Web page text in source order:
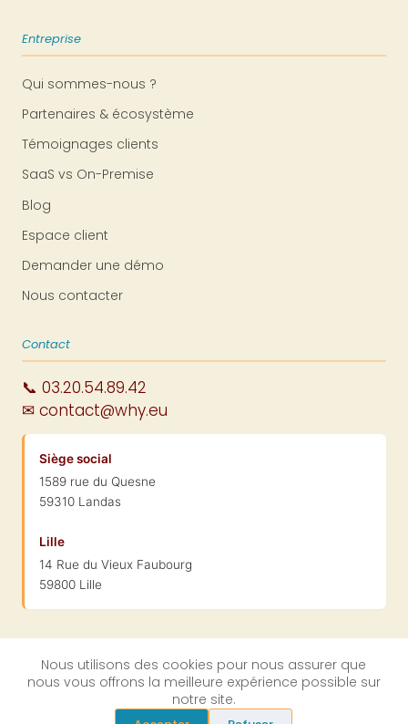
Nous utilisons des cookies pour nous assurer que
nous vous offrons la meilleure expérience possible sur
notre site.
Entreprise
Qui sommes-nous ?
Partenaires & écosystème
Témoignages clients
SaaS vs On-Premise
Blog
Espace client
Demander une démo
Nous contacter
Contact
📞 03.20.54.89.42
✉ contact@why.eu
Siège social
1589 rue du Quesne
59310 Landas
Lille
14 Rue du Vieux Faubourg
59800 Lille
© 2004-2026 WhySoft Group · SARL au capital de 100 000 € ·
Landas (59) & Lille